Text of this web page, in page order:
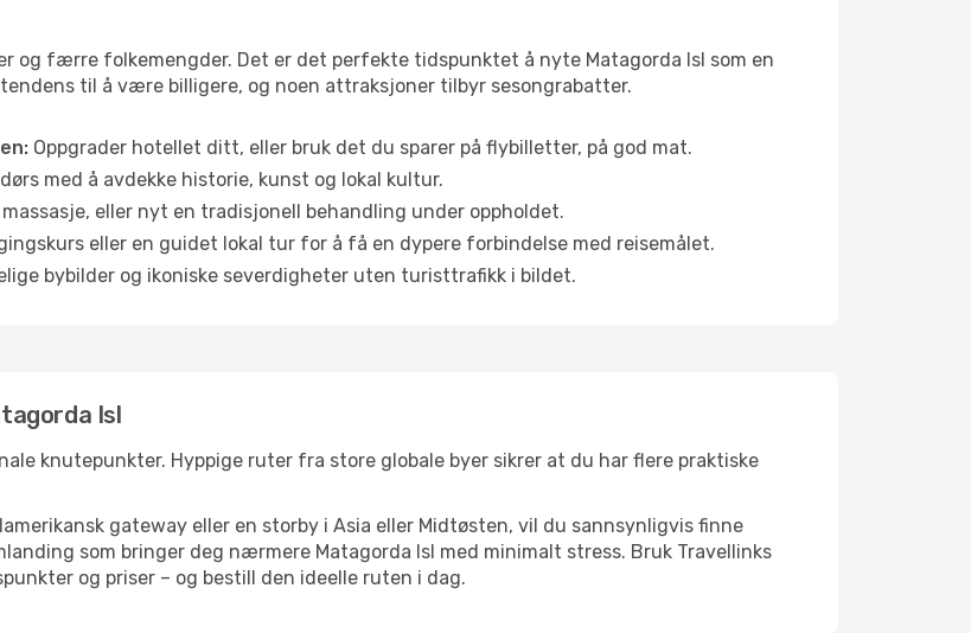
og færre folkemengder. Det er det perfekte tidspunktet å nyte Matagorda Isl som en
til å være billigere, og noen attraksjoner tilbyr sesongrabatter.
Oppgrader hotellet ditt, eller bruk det du sparer på flybilletter, på god mat.
med å avdekke historie, kunst og lokal kultur.
massasje, eller nyt en tradisjonell behandling under oppholdet.
eller en guidet lokal tur for å få en dypere forbindelse med reisemålet.
bybilder og ikoniske severdigheter uten turisttrafikk i bildet.
Isl
knutepunkter. Hyppige ruter fra store globale byer sikrer at du har flere praktiske
gateway eller en storby i Asia eller Midtøsten, vil du sannsynligvis finne
som bringer deg nærmere Matagorda Isl med minimalt stress. Bruk Travellinks
og priser – og bestill den ideelle ruten i dag.